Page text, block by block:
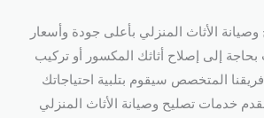
الأثاث المنزلي بأعلى جودة وأسعار
إلى إصلاح أثاثك المكسور أو تركيب
المتخصص سيقوم بتلبية احتياجاتك
خدمات تصليح وصيانة الأثاث المنزلي